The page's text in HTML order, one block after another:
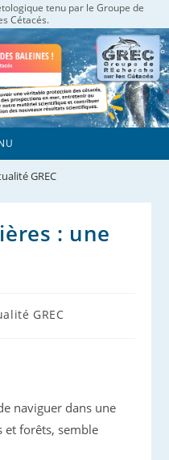
tenu par le Groupe de
Cétacés.
GREC
: une
GREC
naviguer dans une
et forêts, semble